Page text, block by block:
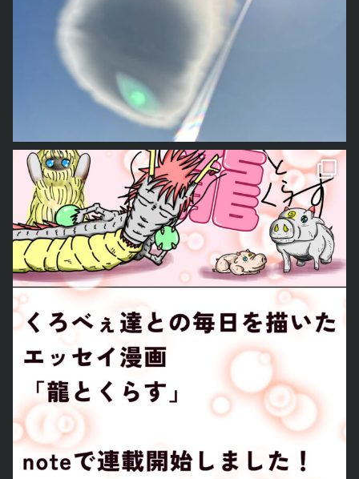
この度noteの方で、新しくくろべぇ達との日常を描いたエッセイマンガを連載